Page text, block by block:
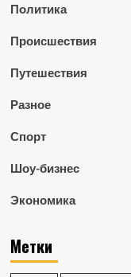
Политика
Происшествия
Путешествия
Разное
Спорт
Шоу-бизнес
Экономика
Метки